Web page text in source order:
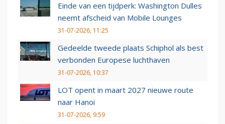
Einde van een tijdperk: Washington Dulles
neemt afscheid van Mobile Lounges
31-07-2026, 11:25
Gedeelde tweede plaats Schiphol als best
verbonden Europese luchthaven
31-07-2026, 10:37
LOT opent in maart 2027 nieuwe route
naar Hanoi
31-07-2026, 9:59